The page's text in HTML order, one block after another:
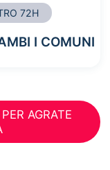
72H
I COMUNI
AGRATE